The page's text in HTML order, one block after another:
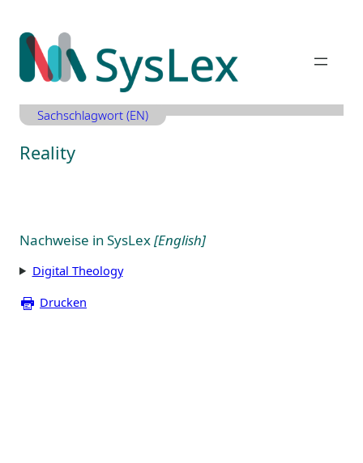
Inhalt
springen
Sachschlagwort (EN)
Reality
Nachweise in SysLex[English]
Digital Theology
Drucken